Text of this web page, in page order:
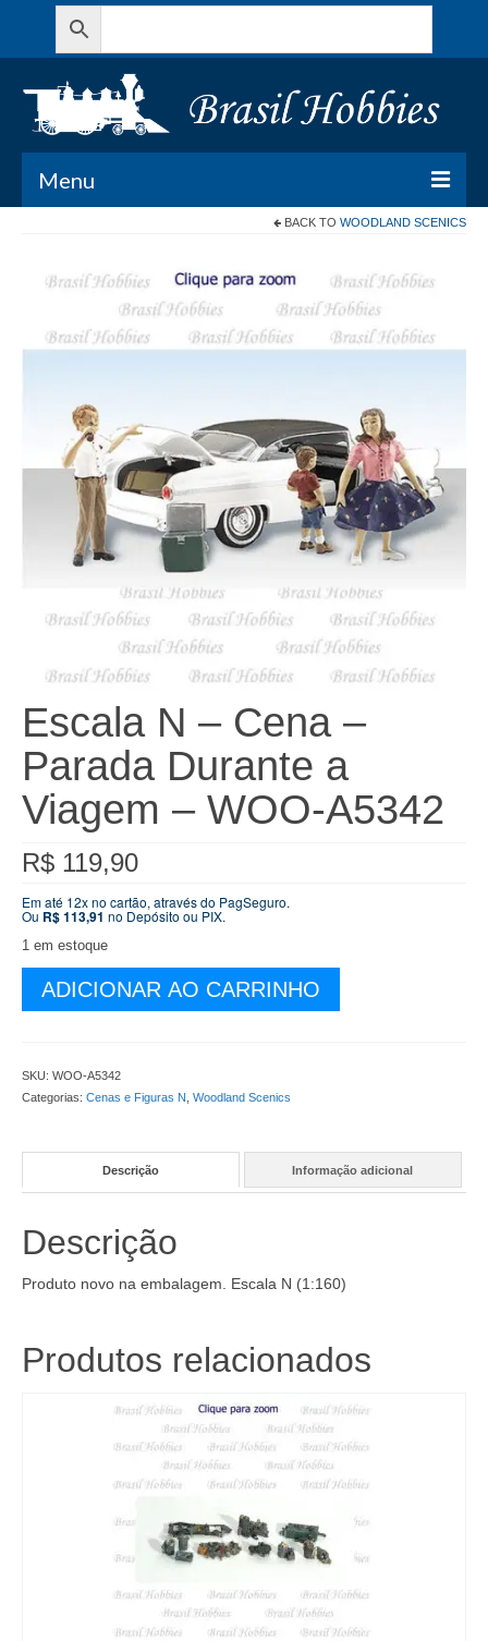
Menu
Meu Carrinho
Minha conta
BACK TO WOODLAND SCENICS
Escala N – Cena –
Parada Durante a
Viagem – WOO-A5342
R$ 119,90
Em até 12x no cartão, através do PagSeguro.
Ou R$113,91 no Depósito ou PIX.
1 em estoque
Escala
Durante
Viagem
WOO-
quantidade
ADICIONAR AO CARRINHO
SKU: WOO-A5342
Categorias: Cenas e Figuras N Woodland Scenics
Descrição Informação adicional
Descrição
Produto novo na embalagem. Escala N (1:160)
Produtos relacionados